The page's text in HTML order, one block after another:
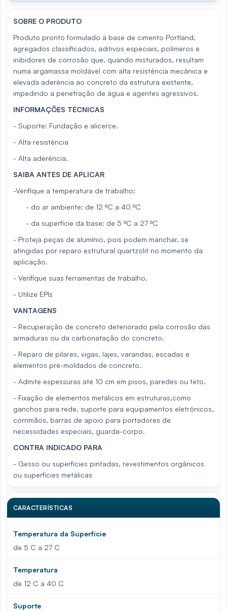
SOBRE O PRODUTO
Produto pronto formulado à base de cimento Portland,
agregados classificados, aditivos especiais, polímeros e
inibidores de corrosão que, quando misturados, resultam
numa argamassa moldável com alta resistência mecânica e
elevada aderência ao concreto da estrutura existente,
impedindo a penetração de água e agentes agressivos.
INFORMAÇÕES TÉCNICAS
- Suporte: Fundação e alicerce.
- Alta resistência
- Alta aderência.
SAIBA ANTES DE APLICAR
-Verifique a temperatura de trabalho:
- do ar ambiente: de 12 ºC a 40 ºC
- da superfície da base: de 5 ºC a 27 ºC
- Proteja peças de alumínio, pois podem manchar, se
atingidas por reparo estrutural quartzolit no momento da
aplicação.
- Verifique suas ferramentas de trabalho.
- Utilize EPIs
VANTAGENS
- Recuperação de concreto deteriorado pela corrosão das
armaduras ou da carbonatação do concreto.
- Reparo de pilares, vigas, lajes, varandas, escadas e
elementos pré-moldados de concreto.
- Admite espessuras até 10 cm em pisos, paredes ou teto.
- Fixação de elementos metálicos em estruturas,como
ganchos para rede, suporte para equipamentos eletrônicos,
corrimãos, barras de apoio para portadores de
necessidades especiais, guarda-corpo.
CONTRA INDICADO PARA
- Gesso ou superfícies pintadas, revestimentos orgânicos
ou superfícies metálicas
CARACTERÍSTICAS
Temperatura da Superfície
de 5 C a 27 C
Temperatura
de 12 C a 40 C
Suporte